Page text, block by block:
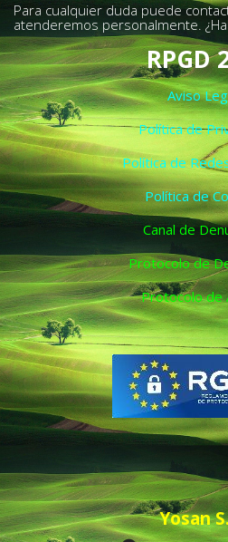
Para cualquier duda puede
atenderemos personalmente.
RPGD
Aviso
Política de
Política de
Política de
Canal de
Protocolo de
Protocolo de
Yosan